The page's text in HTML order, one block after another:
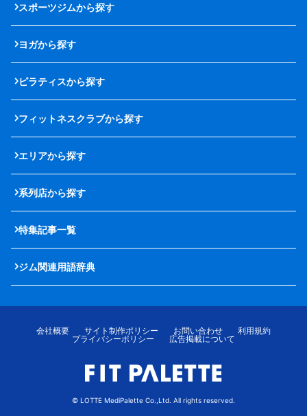
スポーツジムから探す
ヨガから探す
ピラティスから探す
フィットネスクラブから探す
エリアから探す
系列店から探す
特集記事一覧
ジム関連用語辞典
会社概要 サイト制作ポリシー お問い合わせ
利用規約
プライバシーポリシー
広告掲載について
© LOTTE MediPalette Co.,Ltd. All rights reserved.